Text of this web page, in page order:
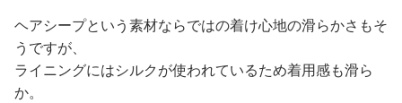
ヘアシープという素材ならではの着け心地の滑らかさもそ
うですが、
ライニングにはシルクが使われているため着用感も滑ら
か。